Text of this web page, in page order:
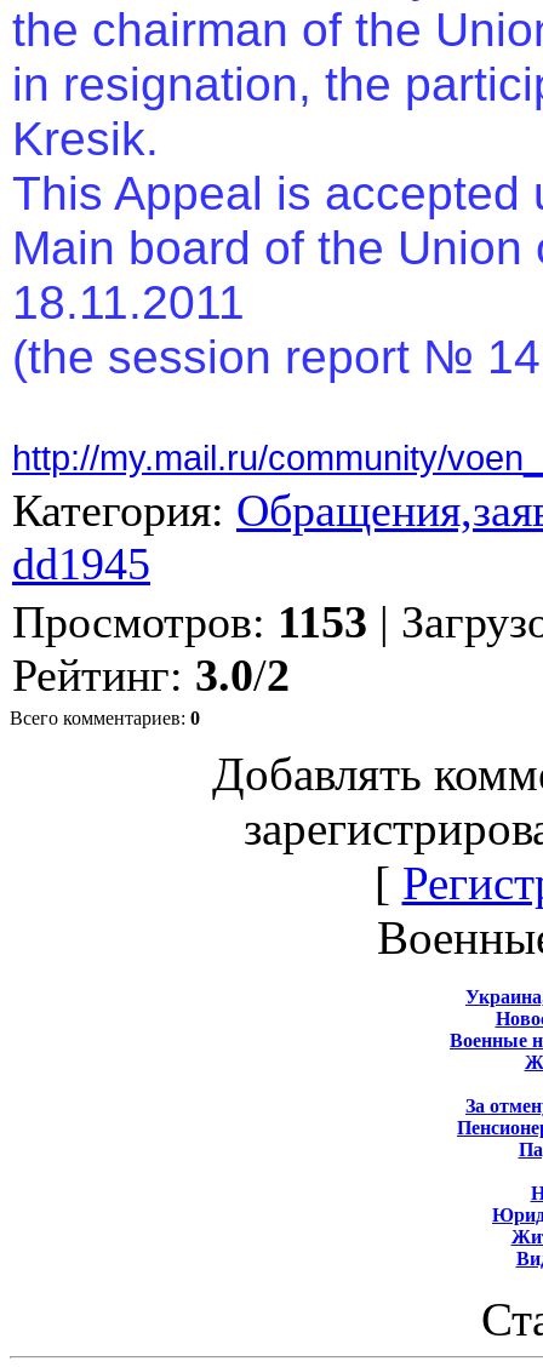
the chairman of the
in resignation, the
Kresik.
This Appeal is
Main board of the
18.11.2011
(the session report №
http://my.mail.ru/community/
Категория:
dd1945
Просмотров: 1153 |
Рейтинг: 3.0/2
Всего комментариев: 0
Добавлять
[
Военные
За